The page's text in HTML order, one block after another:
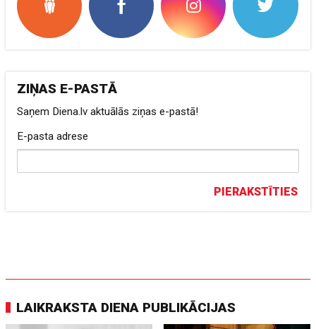
ZIŅAS E-PASTĀ
Saņem Diena.lv aktuālās ziņas e-pastā!
E-pasta adrese
PIERAKSTĪTIES
LAIKRAKSTA DIENA PUBLIKĀCIJAS